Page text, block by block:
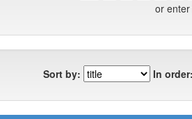
or
Sort by: In order: